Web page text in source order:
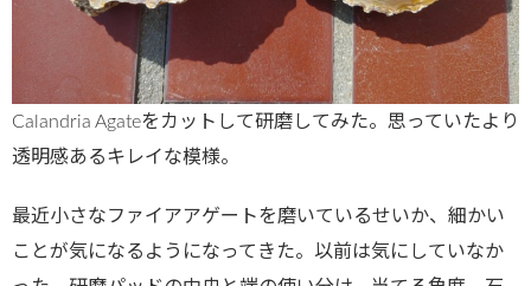
Calandria Agateをカットして研磨してみた。思っていたより
透明感あるキレイな模様。
最近小さなファイアアゲートを磨いているせいか、細かい
ことが気になるようになってきた。以前は気にしていなか